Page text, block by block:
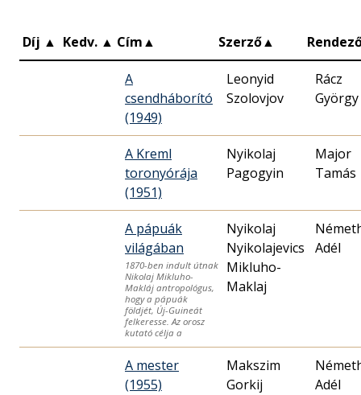
Díj ▲ Kedv. ▲ Cím▲ Szerző▲
A
csendháborító
(1949)
Leonyid
Szolovjov
Rácz
György
A Kreml
toronyórája
(1951)
Nyikolaj
Pagogyin
Major
Tamás
A pápuák
világában
1870-ben indult útnak
Nikolaj Mikluho-
Makláj antropológus,
hogy a pápuák
földjét, Új-Guineát
felkeresse. Az orosz
kutató célja a
Nyikolaj
Nyikolajevics
Mikluho-
Maklaj
Adél
A mester
(1955)
Makszim
Gorkij
Adél